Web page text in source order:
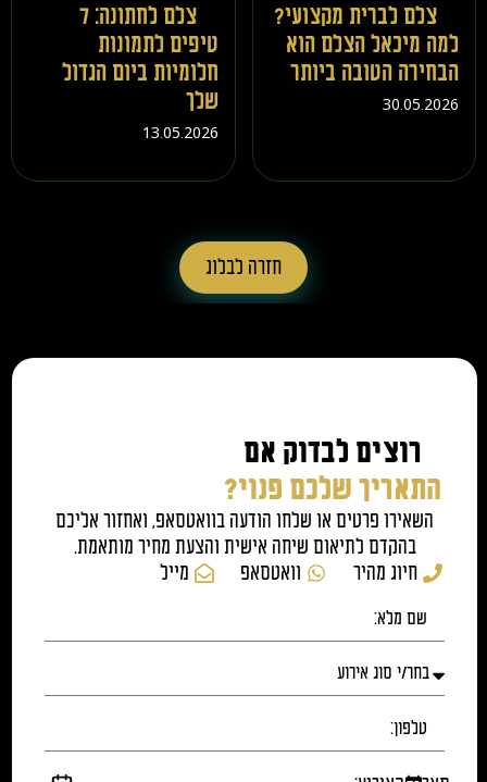
צלם לברית מקצועי?
למה מיכאל הצלם הוא
הבחירה הטובה ביותר
30.05.2026
צלם לחתונה: 7
טיפים לתמונות
חלומיות ביום הגדול
שלך
13.05.2026
חזרה לבלוג
רוצים לבדוק אם
התאריך שלכם פנוי?
השאירו פרטים או שלחו הודעה בוואטסאפ, ואחזור אליכם
בהקדם לתיאום שיחה אישית והצעת מחיר מותאמת.
חיוג מהיר
וואטסאפ מייל